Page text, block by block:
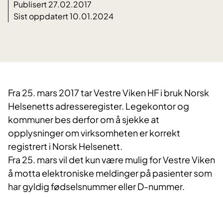
Publisert 27.02.2017
Sist oppdatert 10.01.2024
Fra 25. mars 2017 tar Vestre Viken HF i bruk Norsk
Helsenetts adresseregister. Legekontor og
kommuner bes derfor om å sjekke at
opplysninger om virksomheten er korrekt
registrert i Norsk Helsenett.
Fra 25. mars vil det kun være mulig for Vestre Viken
å motta elektroniske meldinger på pasienter som
har gyldig fødselsnummer eller D-nummer.